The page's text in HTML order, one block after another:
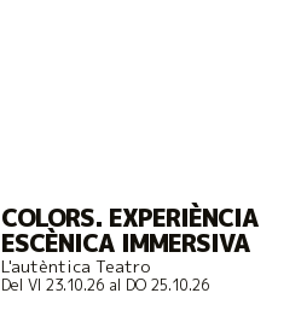
COLORS. EXPERIÈNCIA
ESCÈNICA IMMERSIVA
L'autèntica Teatro
Del VI 23.10.26al DO 25.10.26